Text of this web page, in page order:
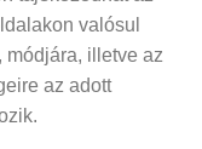
valósul
módjára, illetve az
az adott